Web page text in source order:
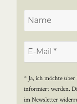
* Ja, ich möchte
informiert werden.
im Newsletter